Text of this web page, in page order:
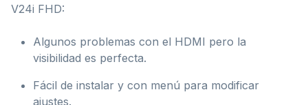
V24i FHD:
Algunos problemas con el HDMI pero la
visibilidad es perfecta.
Fácil de instalar y con menú para modificar
ajustes.